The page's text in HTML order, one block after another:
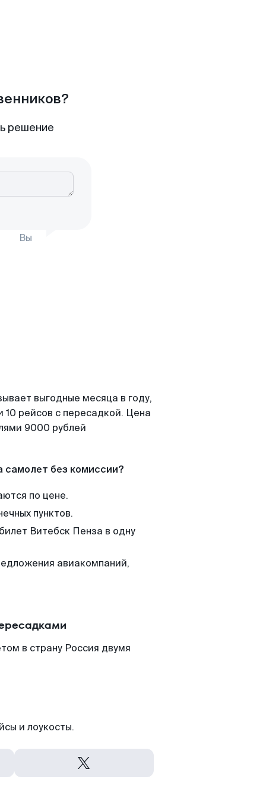
решение
Вы
выгодные месяца в году,
рейсов с пересадкой. Цена
9000 рублей
самолет без комиссии?
по цене.
пунктов.
Витебск Пенза в одну
авиакомпаний,
в страну Россия двумя
и лоукосты.